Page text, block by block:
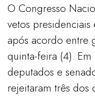
O Congresso
vetos
após acordo entre
quinta-feira (4).
deputados e
rejeitaram três dos